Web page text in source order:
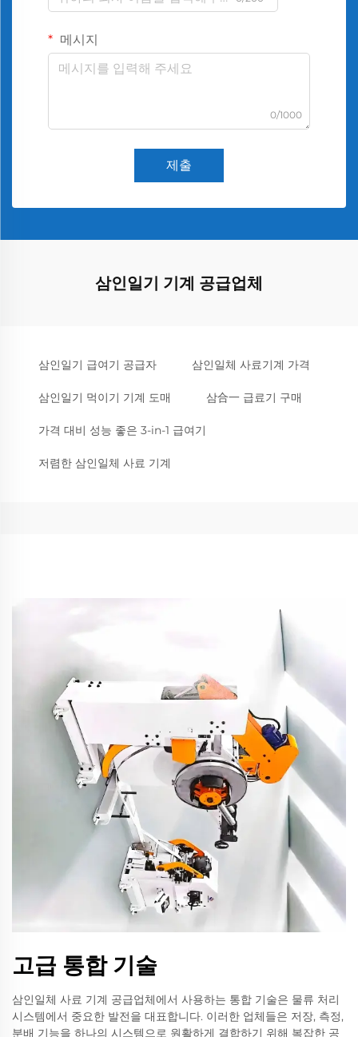
메시지
0/1000
제출
삼인일기 기계 공급업체
삼인일기 급여기 공급자 삼인일체 사료기계 가격
삼인일기 먹이기 기계 도매 삼合一 급료기 구매
가격 대비 성능 좋은 3-in-1 급여기
저렴한 삼인일체 사료 기계
고급 통합 기술
삼인일체 사료 기계 공급업체에서 사용하는 통합 기술은 물류 처리
시스템에서 중요한 발전을 대표합니다. 이러한 업체들은 저장, 측정,
분배 기능을 하나의 시스템으로 원활하게 결합하기 위해 복잡한 공